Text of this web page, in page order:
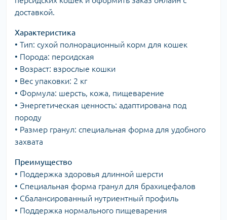
доставкой.
Характеристика
• Тип: сухой полнорационный корм для кошек
• Порода: персидская
• Возраст: взрослые кошки
• Вес упаковки: 2 кг
• Формула: шерсть, кожа, пищеварение
• Энергетическая ценность: адаптирована под
породу
• Размер гранул: специальная форма для удобного
захвата
Преимущество
• Поддержка здоровья длинной шерсти
• Специальная форма гранул для брахицефалов
• Сбалансированный нутриентный профиль
• Поддержка нормального пищеварения